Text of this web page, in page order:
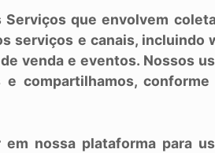
que envolvem
serviços e canais, incluindo
venda e eventos. Nossos
compartilhamos,
nossa plataforma para